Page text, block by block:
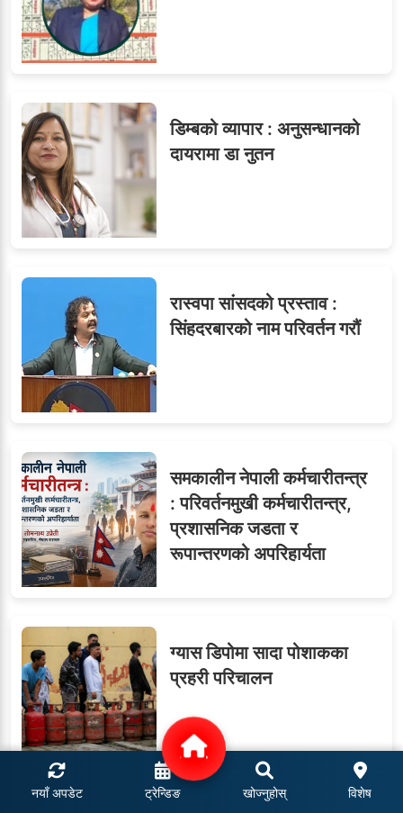
७
८जुनियरलाई दोहोरो जिम्मेवारी,
मन्त्रालयभित्र असन्तुष्टि
९ ओएनएमका नाममा अत्याचार :
सब–इन्जिनियरहरुको गम्भीर
ध्यानाकर्षण
डिम्बको व्यापार : अनुसन्धानको
दायरामा डा नुतन
रास्वपा सांसदको प्रस्ताव :
सिंहदरबारको नाम परिवर्तन गरौं
समकालीन नेपाली कर्मचारीतन्त्र
: परिवर्तनमुखी कर्मचारीतन्त्र,
प्रशासनिक जडता र
रूपान्तरणको अपरिहार्यता
ग्यास डिपोमा सादा पोशाकका
प्रहरी परिचालन
नयाँ अपडेट ट्रेन्डिङ खोज्नुहोस् विशेष